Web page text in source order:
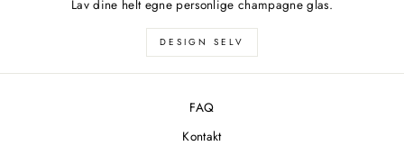
Lav dine helt egne personlige champagne glas.
DESIGN SELV
FAQ
Kontakt